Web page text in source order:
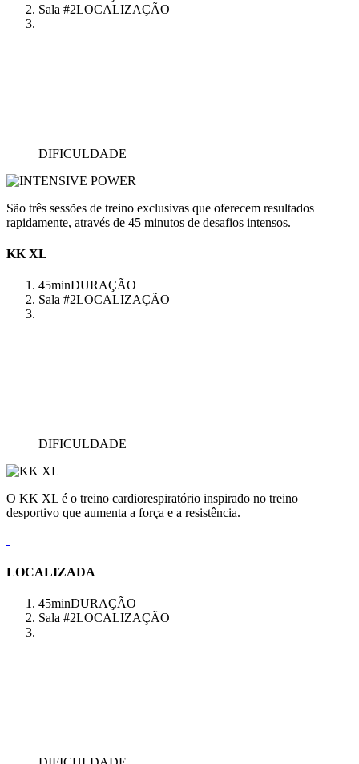
Sala #2LOCALIZAÇÃO
DIFICULDADE
São três sessões de treino exclusivas que oferecem resultados
rapidamente, através de 45 minutos de desafios intensos.
KK XL
45minDURAÇÃO
Sala #2LOCALIZAÇÃO
DIFICULDADE
O KK XL é o treino cardiorespiratório inspirado no treino
desportivo que aumenta a força e a resistência.
LOCALIZADA
45minDURAÇÃO
Sala #2LOCALIZAÇÃO